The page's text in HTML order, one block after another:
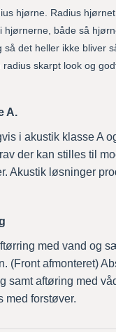
hjørne. Radius
hjørnerne, både så
så det heller ikke bliver
skarpt look og
A.
i akustik klasse A
der kan stilles til
Akustik løsninger
med vand og
(Front afmonteret)
samt aftøring med
med forstøver.